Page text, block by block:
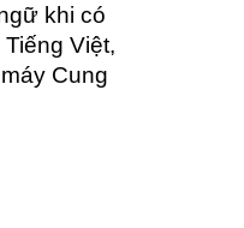
khi có
Việt,
Cung